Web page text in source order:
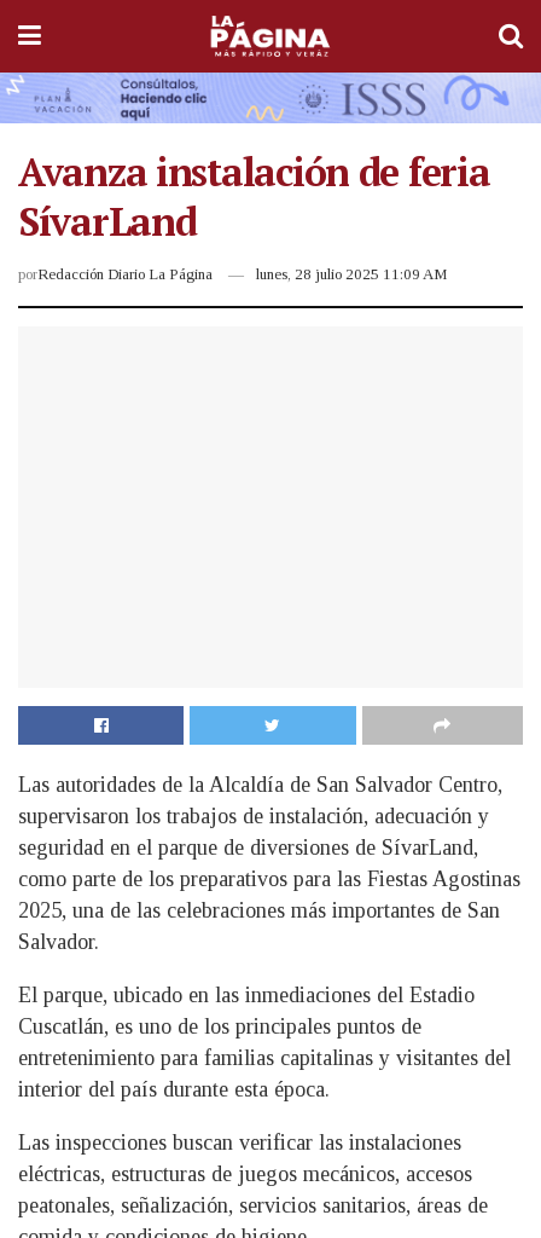
Avanza instalación de feria
SívarLand
porRedacción Diario La Página lunes, 28 julio 2025 11:09 AM
Las autoridades de la Alcaldía de San Salvador Centro,
supervisaron los trabajos de instalación, adecuación y
seguridad en el parque de diversiones de SívarLand,
como parte de los preparativos para las Fiestas Agostinas
2025, una de las celebraciones más importantes de San
Salvador.
El parque, ubicado en las inmediaciones del Estadio
Cuscatlán, es uno de los principales puntos de
entretenimiento para familias capitalinas y visitantes del
interior del país durante esta época.
Las inspecciones buscan verificar las instalaciones
eléctricas, estructuras de juegos mecánicos, accesos
peatonales, señalización, servicios sanitarios, áreas de